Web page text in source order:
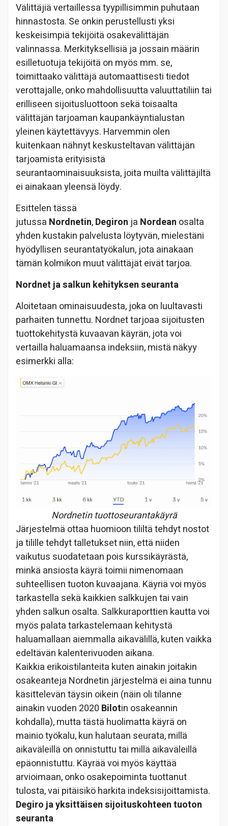
Välittäjiä vertaillessa tyypillisimmin puhutaan
hinnastosta. Se onkin perustellusti yksi
keskeisimpiä tekijöitä osakevälittäjän
valinnassa. Merkityksellisiä ja jossain määrin
esilletuotuja tekijöitä on myös mm. se,
toimittaako välittäjä automaattisesti tiedot
verottajalle, onko mahdollisuutta valuuttatiliin tai
erilliseen sijoitusluottoon sekä toisaalta
välittäjän tarjoaman kaupankäyntialustan
yleinen käytettävyys. Harvemmin olen
kuitenkaan nähnyt keskusteltavan välittäjän
tarjoamista erityisistä
seurantaominaisuuksista, joita muilta välittäjiltä
ei ainakaan yleensä löydy.
Esittelen tässä
jutussa Nordnetin,Degiron ja Nordean osalta
yhden kustakin palvelusta löytyvän, mielestäni
hyödyllisen seurantatyökalun, jota ainakaan
tämän kolmikon muut välittäjät eivät tarjoa.
Nordnet ja salkun kehityksen seuranta
Aloitetaan ominaisuudesta, joka on luultavasti
parhaiten tunnettu. Nordnet tarjoaa sijoitusten
tuottokehitystä kuvaavan käyrän, jota voi
vertailla haluamaansa indeksiin, mistä näkyy
esimerkki alla:
Nordnetin tuottoseurantakäyrä
Järjestelmä ottaa huomioon tililtä tehdyt nostot
ja tilille tehdyt talletukset niin, että niiden
vaikutus suodatetaan pois kurssikäyrästä,
minkä ansiosta käyrä toimii nimenomaan
suhteellisen tuoton kuvaajana. Käyriä voi myös
tarkastella sekä kaikkien salkkujen tai vain
yhden salkun osalta. Salkkuraporttien kautta voi
myös palata tarkastelemaan kehitystä
haluamallaan aiemmalla aikavälillä, kuten vaikka
edeltävän kalenterivuoden aikana.
Kaikkia erikoistilanteita kuten ainakin joitakin
osakeanteja Nordnetin järjestelmä ei aina tunnu
käsittelevän täysin oikein (näin oli tilanne
ainakin vuoden 2020 Bilotin osakeannin
kohdalla), mutta tästä huolimatta käyrä on
mainio työkalu, kun halutaan seurata, millä
aikaväleillä on onnistuttu tai millä aikaväleillä
epäonnistuttu. Käyrää voi myös käyttää
arvioimaan, onko osakepoiminta tuottanut
tulosta, vai pitäisikö harkita indeksisijoittamista.
Degiro ja yksittäisen sijoituskohteen tuoton
seuranta